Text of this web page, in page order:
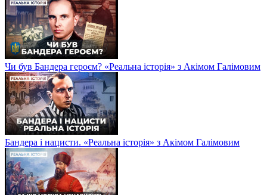
Чи був Бандера героєм? «Реальна історія» з Акімом Галімовим
Бандера і нацисти. «Реальна історія» з Акімом Галімовим